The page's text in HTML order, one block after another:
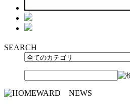
SEARCH